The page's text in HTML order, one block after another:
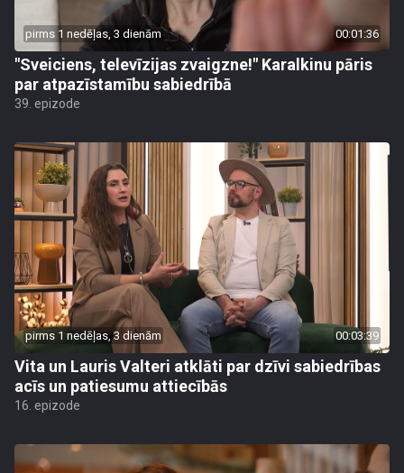
pirms 1 nedēļas, 3 dienām 00:01:36
"Sveiciens, televīzijas zvaigzne!" Karalkinu pāris
par atpazīstamību sabiedrībā
39. epizode
pirms 1 nedēļas, 3 dienām 00:03:39
Vita un Lauris Valteri atklāti par dzīvi sabiedrības
acīs un patiesumu attiecībās
16. epizode